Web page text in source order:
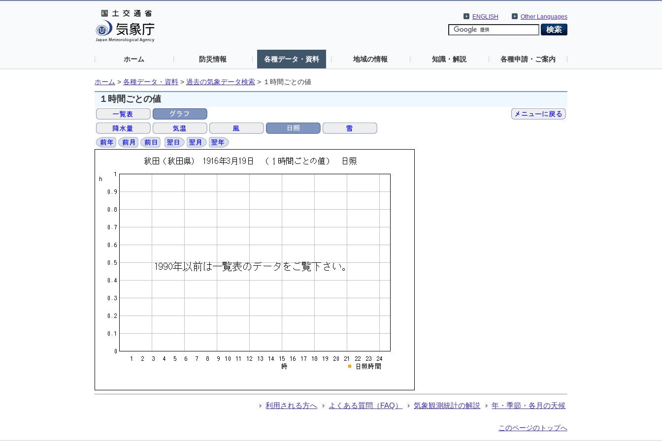
Other Languages
ENGLISH
ホーム 防災情報 各種データ・資料 地域の情報 知識・解説 各種申請・ご案内
ホーム > 各種データ・資料 > 過去の気象データ検索 > １時間ごとの値
１時間ごとの値
利用される方へ よくある質問（FAQ） 気象観測統計の解説 年・季節・各月の天候
このページのトップへ